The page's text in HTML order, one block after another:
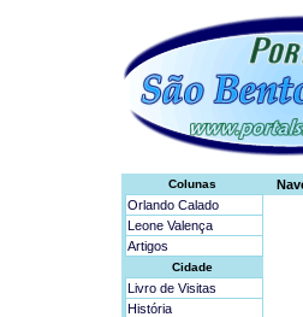
Colunas
Orlando Calado
Leone Valença
Artigos
Cidade
Livro de Visitas
História